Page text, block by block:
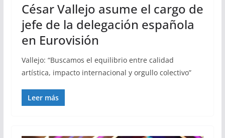
César Vallejo asume el cargo de
jefe de la delegación española
en Eurovisión
Vallejo: “Buscamos el equilibrio entre calidad
artística, impacto internacional y orgullo colectivo”
Leer más